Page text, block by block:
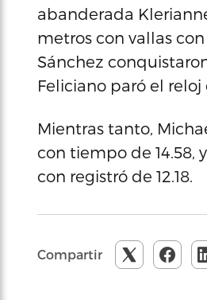
abanderada
metros con vallas
Sánchez
Feliciano paró el reloj
Mientras tanto,
con tiempo de 14.58,
con registró de 12.18.
Compartir